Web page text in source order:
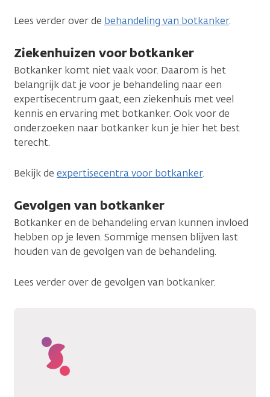
Lees verder over de behandeling van botkanker.
Ziekenhuizen voor botkanker
Botkanker komt niet vaak voor. Daarom is het
belangrijk dat je voor je behandeling naar een
expertisecentrum gaat, een ziekenhuis met veel
kennis en ervaring met botkanker. Ook voor de
onderzoeken naar botkanker kun je hier het best
terecht.
Bekijk de expertisecentra voor botkanker.
Gevolgen van botkanker
Botkanker en de behandeling ervan kunnen invloed
hebben op je leven. Sommige mensen blijven last
houden van de gevolgen van de behandeling.
Lees verder over de gevolgen van botkanker.